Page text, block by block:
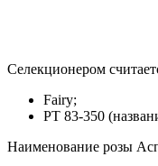
Селекционером
Fairy;
РТ 83-350
Наименование розы